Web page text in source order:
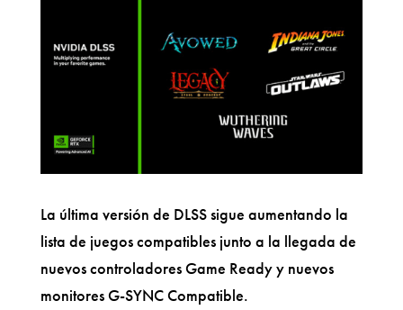
La última versión de DLSS sigue aumentando la
lista de juegos compatibles junto a la llegada de
nuevos controladores Game Ready y nuevos
monitores G-SYNC Compatible.